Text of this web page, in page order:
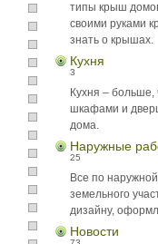
типы крыш
своими руками
знать о крышах.
Кухня
3
Кухня –
шкафами и
дома.
Наружные
25
Все по
земельного
дизайну,
Новости